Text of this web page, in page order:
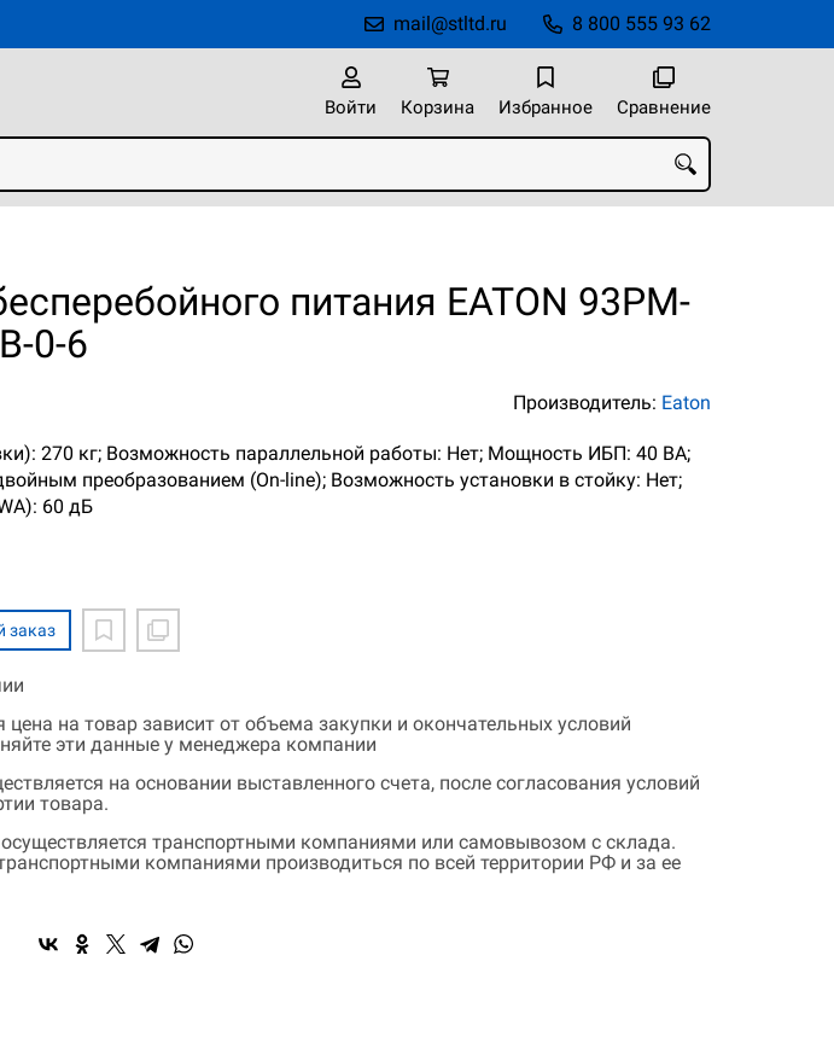
8 800 555 93 62
mail@stltd.ru
Войти Корзина Избранное Сравнение
питания EATON 93PM-
0-6
Производитель: Eaton
270 кг; Возможность параллельной работы: Нет; Мощность ИБП: 40 ВА;
преобразованием (On-line); Возможность установки в стойку: Нет;
60 дБ
заказ
цена на товар зависит от объема закупки и окончательных условий
эти данные у менеджера компании
на основании выставленного счета, после согласования условий
товара.
транспортными компаниями или самовывозом с склада.
компаниями производиться по всей территории РФ и за ее